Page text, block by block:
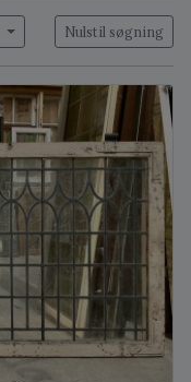
Nulstil søgning